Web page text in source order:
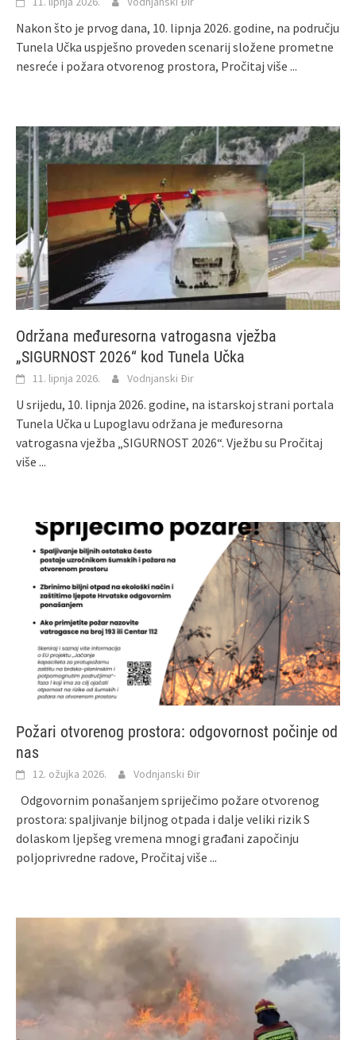
Nakon što je prvog dana, 10. lipnja 2026. godine, na području
Tunela Učka uspješno proveden scenarij složene prometne
nesreće i požara otvorenog prostora, Pročitaj više ...
Održana međuresorna vatrogasna vježba
„SIGURNOST 2026“ kod Tunela Učka
11. lipnja 2026. Vodnjanski Đir
U srijedu, 10. lipnja 2026. godine, na istarskoj strani portala
Tunela Učka u Lupoglavu održana je međuresorna
vatrogasna vježba „SIGURNOST 2026“. Vježbu su Pročitaj
više ...
Požari otvorenog prostora: odgovornost počinje od
nas
12. ožujka 2026. Vodnjanski Đir
Odgovornim ponašanjem spriječimo požare otvorenog
prostora: spaljivanje biljnog otpada i dalje veliki rizik S
dolaskom ljepšeg vremena mnogi građani započinju
poljoprivredne radove, Pročitaj više ...